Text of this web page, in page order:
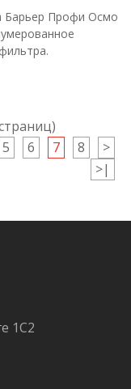
Барьер Профи Осмо
5 6 7 8
>
>|
1C2